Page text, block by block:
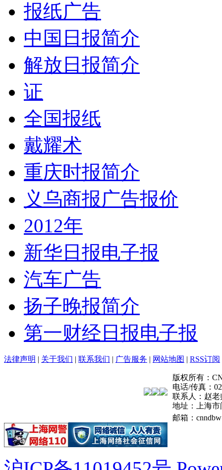
报纸广告
中国日报简介
解放日报简介
证
全国报纸
戴耀术
重庆时报简介
义乌商报广告报价
2012年
新华日报电子报
汽车广告
扬子晚报简介
第一财经日报电子报
法律声明 | 关于我们 | 联系我们 | 广告服务 | 网站地图 | RSS订阅
版权所有：
电话/传真：
联系人：赵老
地址：上海
邮箱：